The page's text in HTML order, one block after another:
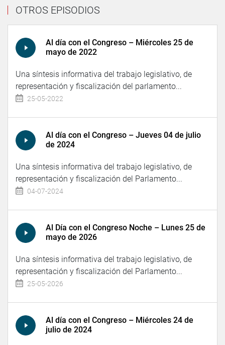
OTROS EPISODIOS
Al día con el Congreso – Miércoles 25 de
mayo de 2022
Una síntesis informativa del trabajo legislativo, de
representación y fiscalización del parlamento...
25-05-2022
Al día con el Congreso – Jueves 04 de julio
de 2024
Una síntesis informativa del trabajo legislativo, de
representación y fiscalización del Parlamento...
04-07-2024
Al Día con el Congreso Noche – Lunes 25 de
mayo de 2026
Una síntesis informativa del trabajo legislativo, de
representación y fiscalización del Parlamento...
25-05-2026
Al día con el Congreso – Miércoles 24 de
julio de 2024